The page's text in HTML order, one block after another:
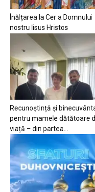
Înălțarea la Cer a Domnului
nostru Iisus Hristos
Recunoștință și
pentru mamele dătătoare
viață – din partea...